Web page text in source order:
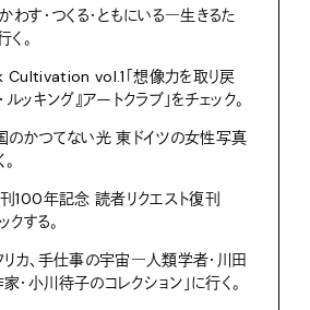
わす・つくる・ともにいる―生きるた
く。
vol.1「想像力を取り戻
ルッキング』アートクラブ」をチェック。
のかつてない光 東ドイツの女性写真
100年記念 読者リクエスト復刊
クする。
リカ、手仕事の宇宙―人類学者・川田
・小川待子のコレクション」に行く。